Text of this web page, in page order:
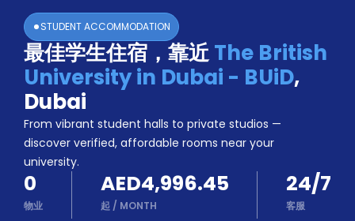
登
入
Booking
Accommodation
About
us
Blog
Refer
And
Earn
Become
A
Partner
Help
STUDENT ACCOMMODATION
最佳学生住宿，靠近The British
University in Dubai - BUiD,
Dubai
From vibrant student halls to private studios —
discover verified, affordable rooms near your
university.
0
物业
AED4,996.45
起 / MONTH
24/7
客服